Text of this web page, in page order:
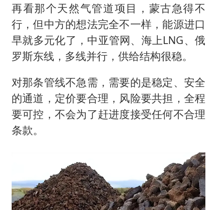
再看那个天然气管道项目，蒙古急得不
行，但中方的想法完全不一样，能源进口
早就多元化了，中亚管网、海上LNG、俄
罗斯东线，多线并行，供给结构很稳。
对那条管线不急需，需要的是稳定、安全
的通道，定价要合理，风险要共担，全程
要可控，不会为了赶进度接受任何不合理
条款。